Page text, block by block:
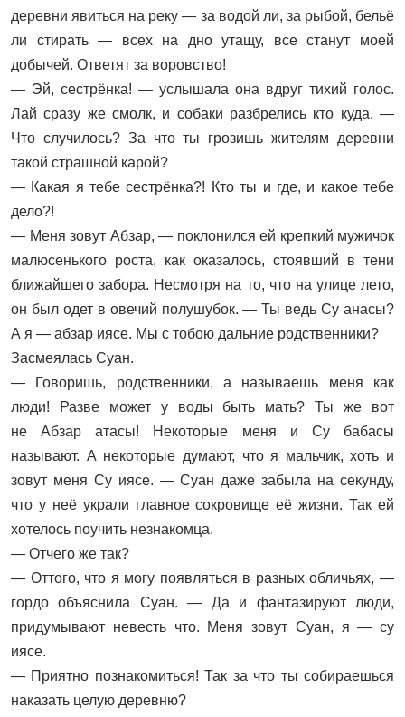
деревни явиться на реку — за водой ли, за рыбой, бельё
ли стирать — всех на дно утащу, все станут моей
добычей. Ответят за воровство!
— Эй, сестрёнка! — услышала она вдруг тихий голос.
Лай сразу же смолк, и собаки разбрелись кто куда. —
Что случилось? За что ты грозишь жителям деревни
такой страшной карой?
— Какая я тебе сестрёнка?! Кто ты и где, и какое тебе
дело?!
— Меня зовут Абзар, — поклонился ей крепкий мужичок
малюсенького роста, как оказалось, стоявший в тени
ближайшего забора. Несмотря на то, что на улице лето,
он был одет в овечий полушубок. — Ты ведь Су анасы?
А я — абзар иясе. Мы с тобою дальние родственники?
Засмеялась Суан.
— Говоришь, родственники, а называешь меня как
люди! Разве может у воды быть мать? Ты же вот
не Абзар атасы! Некоторые меня и Су бабасы
называют. А некоторые думают, что я мальчик, хоть и
зовут меня Су иясе. — Суан даже забыла на секунду,
что у неё украли главное сокровище её жизни. Так ей
хотелось поучить незнакомца.
— Отчего же так?
— Оттого, что я могу появляться в разных обличьях, —
гордо объяснила Суан. — Да и фантазируют люди,
придумывают невесть что. Меня зовут Суан, я — су
иясе.
— Приятно познакомиться! Так за что ты собираешься
наказать целую деревню?